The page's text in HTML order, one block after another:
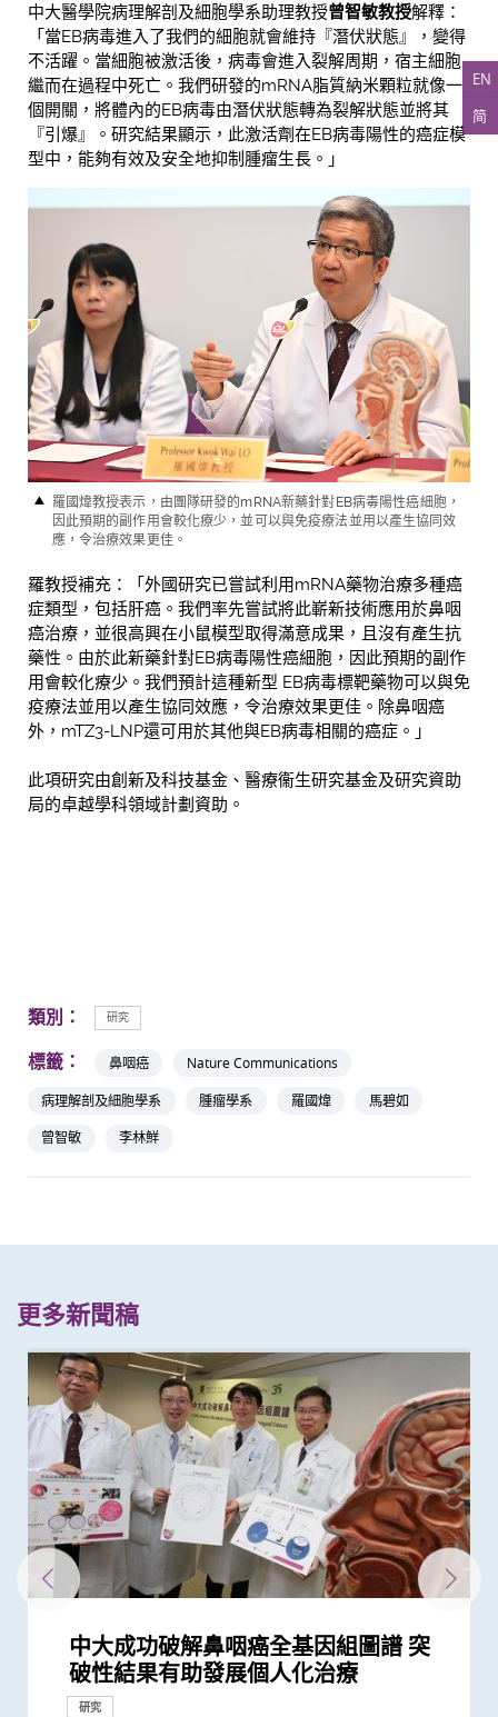
EN
简
中大醫學院病理解剖及細胞學系助理教授曾智敏教授解釋：
「當EB病毒進入了我們的細胞就會維持『潛伏狀態』，變得
不活躍。當細胞被激活後，病毒會進入裂解周期，宿主細胞
繼而在過程中死亡。我們研發的mRNA脂質納米顆粒就像一
個開關，將體內的EB病毒由潛伏狀態轉為裂解狀態並將其
『引爆』。研究結果顯示，此激活劑在EB病毒陽性的癌症模
型中，能夠有效及安全地抑制腫瘤生長。」
羅國煒教授表示，由團隊研發的mRNA新藥針對EB病毒陽性癌細胞，
因此預期的副作用會較化療少，並可以與免疫療法並用以產生協同效
應，令治療效果更佳。
羅教授補充：「外國研究已嘗試利用mRNA藥物治療多種癌
症類型，包括肝癌。我們率先嘗試將此嶄新技術應用於鼻咽
癌治療，並很高興在小鼠模型取得滿意成果，且沒有產生抗
藥性。由於此新藥針對EB病毒陽性癌細胞，因此預期的副作
用會較化療少。我們預計這種新型 EB病毒標靶藥物可以與免
疫療法並用以產生協同效應，令治療效果更佳。除鼻咽癌
外，mTZ3-LNP還可用於其他與EB病毒相關的癌症。」
此項研究由創新及科技基金、醫療衞生研究基金及研究資助
局的卓越學科領域計劃資助。
類別： 研究
標籤： 鼻咽癌
Nature Communications
病理解剖及細胞學系
腫瘤學系 羅國煒
馬碧如
曾智敏
李林鮮
更多新聞稿
中大成功破解鼻咽癌全基因組圖譜 突
破性結果有助發展個人化治療
研究
中大率跨國研究證實免疫療法對晚期鼻
咽癌病人有效
研究
中大醫學院成功破解肺癌免疫抑制關鍵
將血液中「中性粒細胞」轉化成新一代
抗癌療法
中大將開展最新「細胞治療」臨床研究
首階段引入CAR-T治療血癌新方法
研究
中大成功揭示腫瘤免疫逃脱新機制 開
拓「免疫療法」新方向
研究
中大成功拆解肝癌免疫治療耐藥性機制
揭一種免疫細胞具「除廢餵食」新功能
助癌細胞耐藥性
中大研發經動脈碘栓塞化療無水新藥物
配方治療肝細胞癌 無惡化存活期顯著
延長一倍
中大臨床研究中心：香港早期臨床研究
快速獲批及啟動 政策支持吸引更多臨
床研究落戶香港 造福本地病人
中大領導國際研究證實內地研發藥物
D3S-001抗癌成效 有效治療肺癌、結直
腸癌、胰腺癌等多種實體腫瘤
中大成功識別「血漿EB病毒DNA」癌
症相關分子特徵 大幅提升鼻咽癌風險
預測準確度
中大成功研發精準計算模型 準確預測
病毒基因進化 助提升流感疫苗功效
研究
中大醫學院研究應對肝癌免疫治療的抗
藥性
研究
中大開發與多種癌症相關的纖維母細胞
分子分類方法 助進一步了解癌症進展
並改良治療方案
中大發現造血調節因子在腫瘤微環境的
重要角色 為肺癌帶來新的治療靶點
研究
中大研究發現自身免疫性眼發炎發病機
制 有助開闢新療法
研究
中大醫學院與國際肺癌研究團隊發現
相比傳統治療 標靶治療可延長晚期非
小細胞肺癌患者的無惡化存活期逾一倍
陳德章教授獲歐洲腫瘤學會頒發「終身
成就獎」 表彰其對全球鼻咽癌研究的
領導地位及重大貢獻
中大醫學院一期臨床研究中心成立十周
年 完成逾150項早期臨床試驗項目 助癌
症及糖尿病患者確立新治療藥物
中大研究證實「血漿DNA」篩查能偵測
到早期沒有病徵的鼻咽癌 並反映日後
患鼻咽癌風險
中大成功研發新演算法預測糖尿病腎臟
病變 簡單抽血即可助醫生及早發現2型
糖尿病患者的腎臟問題
中大醫學院與國際肺癌團隊測試免疫治
療結合化療成效 為轉移性非小細胞肺
癌患者開發新治療方案
中大破解癌痛秘密 確定新治療靶點緩
解癌症病人痛苦
研究
中大研發嶄新治療組合 帶領亞洲策略
性抗擊膽管癌
研究
中大醫科生研究發現STK3激酶促進胃
癌發展 可作為獨立預後指標
教育
中大成功以單細胞分辨率拆解肺癌 揭
示腫瘤形成機制 有望開發新肺癌療法
研究
中大發現新方法將肝腫瘤由「冷」轉
「熱」 激活免疫T細胞滅癌 助發展更有
效的新免疫療法
中大成功破解免疫細胞變異機理 為腎
病治療燃點新希望
研究
中大醫學院莫樹錦教授成首位來自亞洲
學府學者獲全球「腫瘤學巨人」稱譽
表彰他推動全球肺癌研究及治療的傑...
中大聯同理大及西悉尼大學研究發現人
體神經系統產生更高效能跑步方法的機
制
中大研究發現引起壓力行為反應的大腦
訊息傳遞路徑 為探究腦部疾病引致的
異常重複行為提供基礎
中大醫學院與四川大學華西臨床醫學院
共同領導全球首個 人體CRISPR基因編
輯治療肺癌臨床試驗 證實修改T細胞...
中大腫瘤學系獲國際肺癌研究協會頒發
「傑出癌症關顧團隊」獎項
獎項及榮譽
中大證新治療方案較常規治療有效延長
晚期肺癌病人存活期
研究
中大研究證「消融化療栓塞術」有效延
長肝癌患者無惡化存活期兩倍
研究
中大研究獲世界頂尖醫學期刊推崇
獎項及榮譽
中大完成二萬人「血漿DNA」鼻咽癌篩
查研究 大幅推前癌症發現期數
研究
中大「蔡永業腦神經科學中心」破解大
腦學習動作技能原理
研究
中大領導ALK陽性肺腺癌研究證實 新標
靶藥成效超現時標準療法兩倍
研究
中大合作研究改變全球肺腺癌治療方向
研究證實標靶藥較有效治療出現EML4-
ALK基因異變的晚期肺腺癌病人
中大成立一期臨床研究中心 加強本地
新藥開發
研究
中大推全港大型「鼻咽癌血液測試研究
計劃」 現招募二萬名市民參與 冀有效
偵測早期患者
中大證實無創性手術能有效治療腦動靜
脈畸形
臨床服務